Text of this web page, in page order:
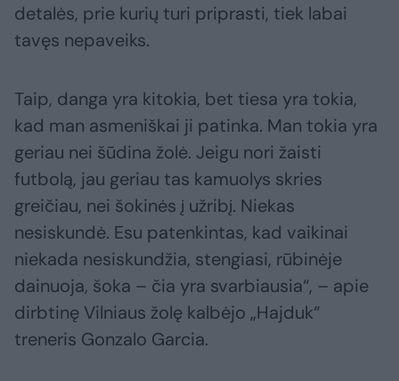
detalės, prie kurių turi priprasti, tiek labai
tavęs nepaveiks.
Taip, danga yra kitokia, bet tiesa yra tokia,
kad man asmeniškai ji patinka. Man tokia yra
geriau nei šūdina žolė. Jeigu nori žaisti
futbolą, jau geriau tas kamuolys skries
greičiau, nei šokinės į užribį. Niekas
nesiskundė. Esu patenkintas, kad vaikinai
niekada nesiskundžia, stengiasi, rūbinėje
dainuoja, šoka – čia yra svarbiausia“, – apie
dirbtinę Vilniaus žolę kalbėjo „Hajduk“
treneris Gonzalo Garcia.